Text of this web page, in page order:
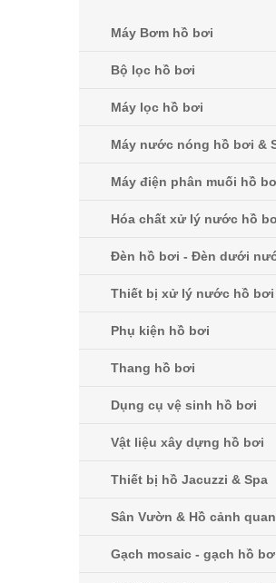
Máy Bơm hồ bơi
Bộ lọc hồ bơi
Máy lọc hồ bơi
Máy nước nóng hồ bơi &
Máy điện phân muối hồ
Hóa chất xử lý nước hồ
Đèn hồ bơi - Đèn dưới
Thiết bị xử lý nước hồ bơi
Phụ kiện hồ bơi
Thang hồ bơi
Dụng cụ vệ sinh hồ bơi
Vật liệu xây dựng hồ bơi
Thiết bị hồ Jacuzzi & Spa
Sân Vườn & Hồ cảnh quan
Gạch mosaic - gạch hồ